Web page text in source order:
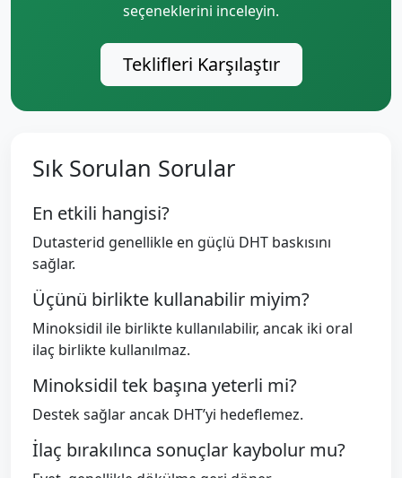
seçeneklerini inceleyin.
Teklifleri Karşılaştır
Sık Sorulan Sorular
En etkili hangisi?
Dutasterid genellikle en güçlü DHT baskısını
sağlar.
Üçünü birlikte kullanabilir miyim?
Minoksidil ile birlikte kullanılabilir, ancak iki oral
ilaç birlikte kullanılmaz.
Minoksidil tek başına yeterli mi?
Destek sağlar ancak DHT’yi hedeflemez.
İlaç bırakılınca sonuçlar kaybolur mu?